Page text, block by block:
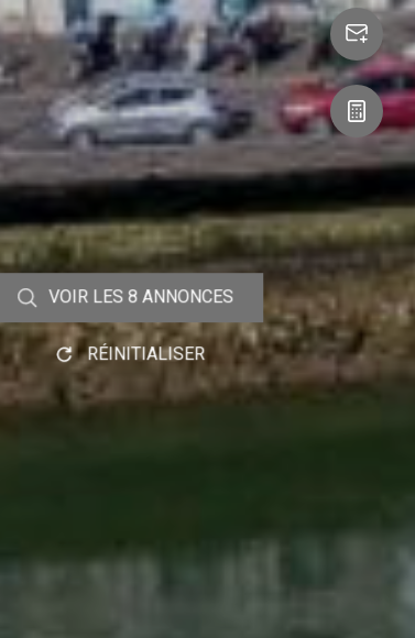
VOIR LES8 ANNONCES
RÉINITIALISER